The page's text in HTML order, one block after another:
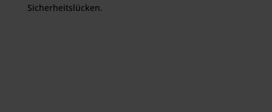
Sicherheitslücken.